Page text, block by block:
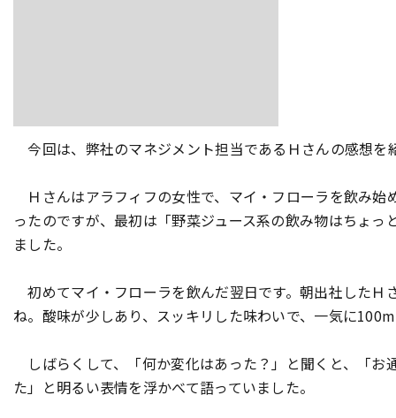
今回は、弊社のマネジメント担当であるＨさんの感想を
Ｈさんはアラフィフの女性で、マイ・フローラを飲み
ったのですが、最初は「野菜ジュース系の飲み物はちょ
ました。
初めてマイ・フローラを飲んだ翌日です。朝出社したＨ
ね。酸味が少しあり、スッキリした味わいで、一気に
しばらくして、「何か変化はあった？」と聞くと、「
た」と明るい表情を浮かべて語っていました。